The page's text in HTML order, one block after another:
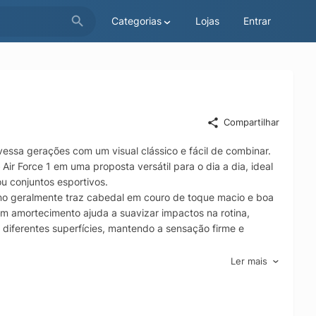
Categorias Lojas Entrar
Compartilhar
gerações com um visual clássico e fácil de combinar.
Force 1 em uma proposta versátil para o dia a dia, ideal
conjuntos esportivos.
geralmente traz cabedal em couro de toque macio e boa
amortecimento ajuda a suavizar impactos na rotina,
superfícies, mantendo a sensação firme e
uso frequente, o Nike Air Force 1 Low 07 combina
autêntico e ainda funcionando bem em diferentes
Ler mais